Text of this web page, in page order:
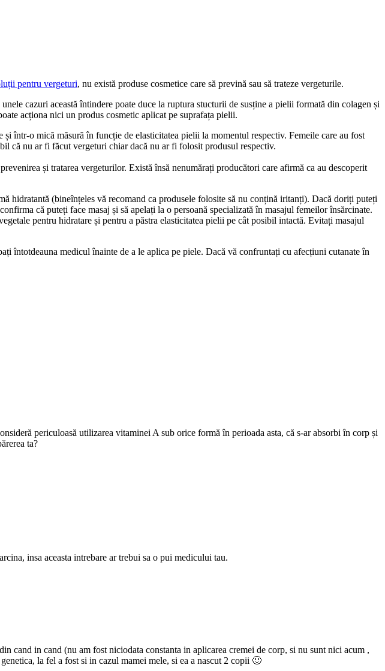
pentru vergeturi, nu există produse cosmetice care să prevină sau să trateze vergeturile.
cazuri această întindere poate duce la ruptura stucturii de susține a pielii formată din colagen și
acționa nici un produs cosmetic aplicat pe suprafața pielii.
într-o mică măsură în funcție de elasticitatea pielii la momentul respectiv. Femeile care au fost
că nu ar fi făcut vergeturi chiar dacă nu ar fi folosit produsul respectiv.
și tratarea vergeturilor. Există însă nenumărați producători care afirmă ca au descoperit
(bineînțeles vă recomand ca produsele folosite să nu conțină iritanți). Dacă doriți puteți
că puteți face masaj și să apelați la o persoană specializată în masajul femeilor însărcinate.
pentru hidratare și pentru a păstra elasticitatea pielii pe cât posibil intactă. Evitați masajul
întotdeauna medicul înainte de a le aplica pe piele. Dacă vă confruntați cu afecțiuni cutanate în
periculoasă utilizarea vitaminei A sub orice formă în perioada asta, că s-ar absorbi în corp și
ta?
insa aceasta intrebare ar trebui sa o pui medicului tau.
cand in cand (nu am fost niciodata constanta in aplicarea cremei de corp, si nu sunt nici acum ,
la fel a fost si in cazul mamei mele, si ea a nascut 2 copii 🙂